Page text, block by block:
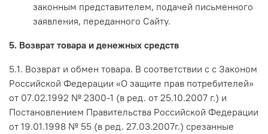
законным представителем, подачей письменного
заявления, переданного Сайту.
5. Возврат товара и денежных средств
5.1. Возврат и обмен товара. В соответствии с с Законом
Российской Федерации «О защите прав потребителей»
от 07.02.1992 № 2300-1 (в ред. от 25.10.2007 г.) и
Постановлением Правительства Российской Федерации
от 19.01.1998 № 55 (в ред. 27.03.2007г.) срезанные